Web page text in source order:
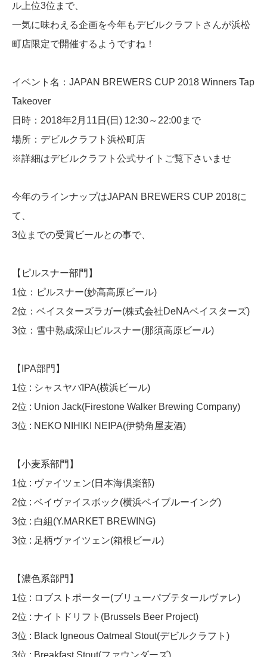
ル上位3位まで、
一気に味わえる企画を今年もデビルクラフトさんが浜松
町店限定で開催するようですね！
イベント名：JAPAN BREWERS CUP 2018 Winners Tap
Takeover
日時：2018年2月11日(日) 12:30～22:00まで
場所：デビルクラフト浜松町店
※詳細はデビルクラフト公式サイトご覧下さいませ
今年のラインナップはJAPAN BREWERS CUP 2018に
て、
3位までの受賞ビールとの事で、
【ピルスナー部門】
1位：ピルスナー(妙高高原ビール)
2位：ベイスターズラガー(株式会社DeNAベイスターズ)
3位：雪中熟成深山ピルスナー(那須高原ビール)
【IPA部門】
1位 : シャスヤバIPA(横浜ビール)
2位 : Union Jack(Firestone Walker Brewing Company)
3位 : NEKO NIHIKI NEIPA(伊勢角屋麦酒)
【小麦系部門】
1位 : ヴァイツェン(日本海倶楽部)
2位 : ベイヴァイスボック(横浜ベイブルーイング)
3位 : 白組(Y.MARKET BREWING)
3位 : 足柄ヴァイツェン(箱根ビール)
【濃色系部門】
1位 : ロブストポーター(ブリューパブテタールヴァレ)
2位 : ナイトドリフト(Brussels Beer Project)
3位 : Black Igneous Oatmeal Stout(デビルクラフト)